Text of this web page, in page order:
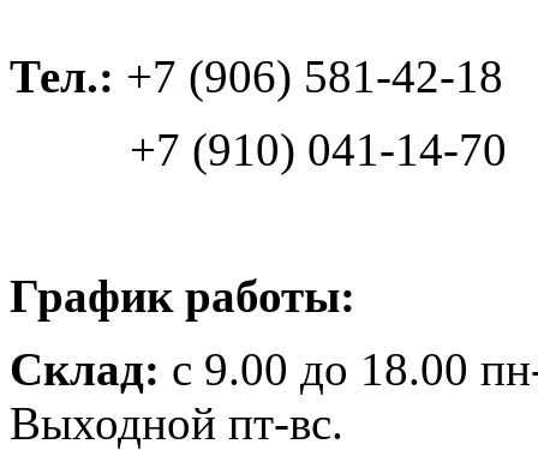
Тел.: +7 (906) 581-42-18
+7 (910) 041-14-70
График работы:
Склад: с 9.00 до 18.00
Выходной пт-вс.